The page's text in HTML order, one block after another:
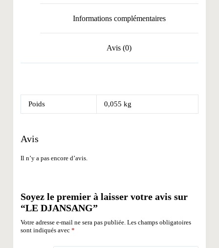
Informations complémentaires
Avis (0)
Poids 0,055 kg
Avis
Il n’y a pas encore d’avis.
Soyez le premier à laisser votre avis sur
“LE DJANSANG”
Votre adresse e-mail ne sera pas publiée. Les champs obligatoires
sont indiqués avec *